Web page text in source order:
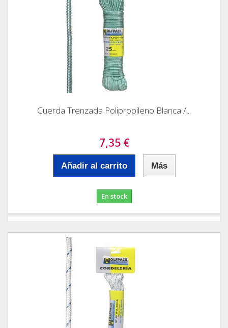
Cuerda Trenzada Polipropileno Blanca /...
7,35 €
Añadir al carrito Más
En stock